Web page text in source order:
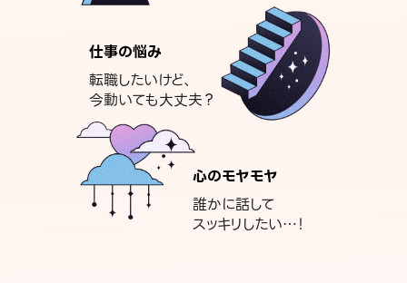
仕事の悩み
転職したいけど、
今動いても大丈夫？
心のモヤモヤ
誰かに話して
スッキリしたい…！